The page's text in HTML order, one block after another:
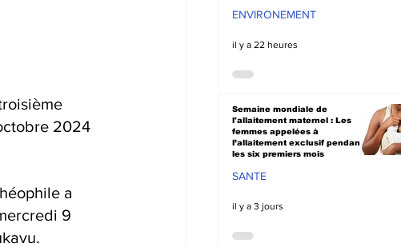
2024
a
9
ENVIRONEMENT
il y a 22 heures
Semaine mondiale de
l'allaitement maternel : Les
femmes appelées à
l’allaitement exclusif pendant
les six premiers mois
SANTE
il y a 3 jours